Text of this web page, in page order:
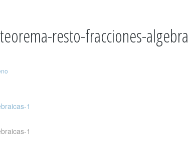
resto-fracciones-
1
1